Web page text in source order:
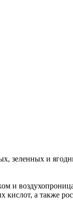
зеленных и
и
кислот, а также